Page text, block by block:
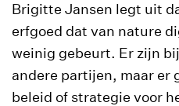
Brigitte Jansen legt uit
erfgoed dat van nature
weinig gebeurt. Er zijn
andere partijen, maar er
beleid of strategie voor